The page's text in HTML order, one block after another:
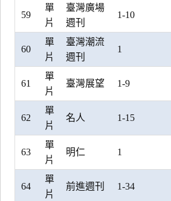
59
單
片
臺灣廣場
週刊
1-10
60
單
片
臺灣潮流
週刊
1
61
單
片
臺灣展望 1-9
62
單
片
名人 1-15
63
單
片
明仁 1
64
單
片
前進週刊 1-34